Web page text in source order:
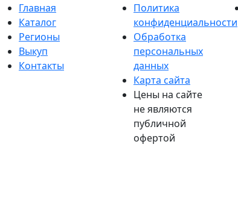
Главная
Каталог
Регионы
Выкуп
Контакты
Политика
конфиденциальности
Обработка
персональных
данных
Карта сайта
Цены на сайте
не являются
публичной
офертой